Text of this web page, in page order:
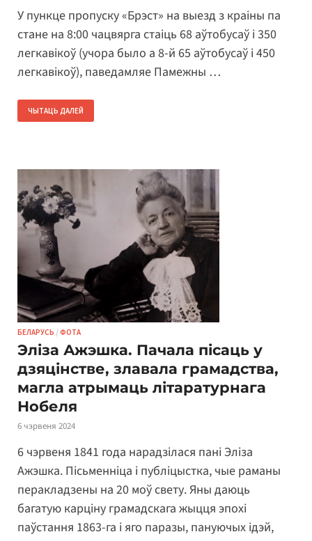
У пункце пропуску «Брэст» на выезд з краіны па
стане на 8:00 чацвярга стаіць 68 аўтобусаў і 350
легкавікоў (учора было а 8-й 65 аўтобусаў і 450
легкавікоў), паведамляе Памежны …
ЧЫТАЦЬ ДАЛЕЙ
БЕЛАРУСЬ /ФОТА
Эліза Ажэшка. Пачала пісаць у
дзяцінстве, злавала грамадства,
магла атрымаць літаратурнага
Нобеля
6 чэрвеня 2024
6 чэрвеня 1841 года нарадзілася пані Эліза
Ажэшка. Пісьменніца і публіцыстка, чые раманы
перакладзены на 20 моў свету. Яны даюць
багатую карціну грамадскага жыцця эпохі
паўстання 1863-га і яго паразы, пануючых ідэй,